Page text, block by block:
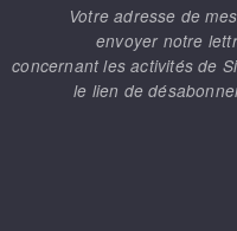
Votre adresse de
envoyer notre
concernant les activités de
le lien de